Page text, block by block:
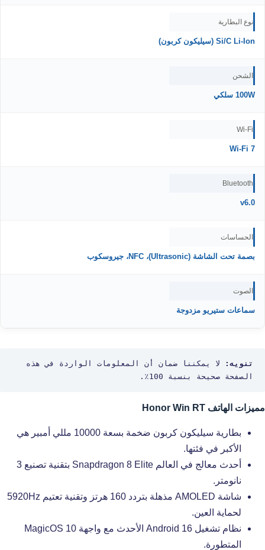
نوع البطارية
Si/C Li-Ion (سيليكون كربون)
الشحن
100W سلكي
Wi-Fi
Wi-Fi 7
Bluetooth
v6.0
الحساسات
بصمة تحت الشاشة (Ultrasonic)، NFC، جيروسكوب
الصوت
سماعات ستيريو مزدوجة
تنويه:
الصفحة صحيحة بنسبة 100٪.
مميزات الهاتف Honor Win RT
بطارية سيليكون كربون ضخمة بسعة 10000 مللي أمبير هي
الأكبر في فئتها.
أحدث معالج في العالم Snapdragon 8 Elite بتقنية تصنيع 3
نانومتر.
شاشة AMOLED مذهلة بتردد 160 هرتز وتقنية تعتيم 5920Hz
لحماية العين.
نظام تشغيل Android 16 الأحدث مع واجهة MagicOS 10
المتطورة.